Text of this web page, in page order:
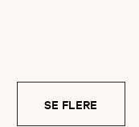
SE FLERE